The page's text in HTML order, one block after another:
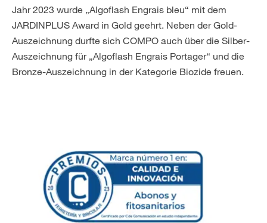
Jahr 2023 wurde „Algoflash Engrais bleu“ mit dem
JARDINPLUS Award in Gold geehrt. Neben der Gold-
Auszeichnung durfte sich COMPO auch über die Silber-
Auszeichnung für „Algoflash Engrais Portager“ und die
Bronze-Auszeichnung in der Kategorie Biozide freuen.